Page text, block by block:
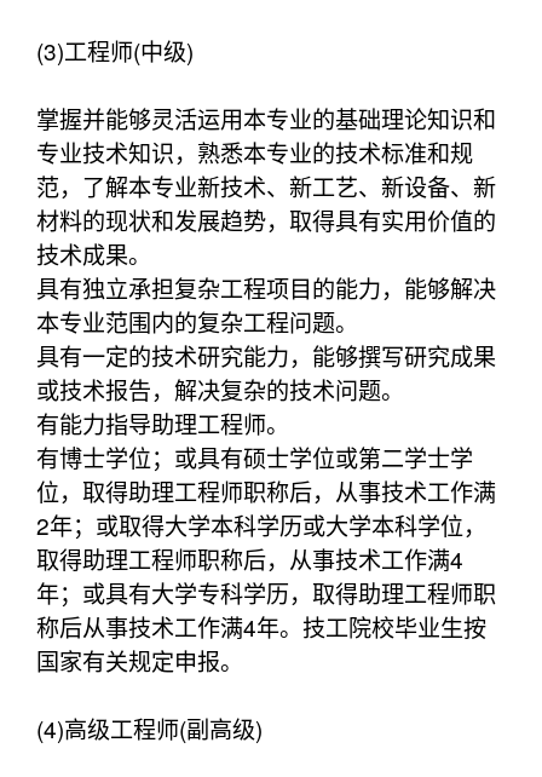
(3)工程师(中级)
掌握并能够灵活运用本专业的基础理论知识和
专业技术知识，熟悉本专业的技术标准和规
范，了解本专业新技术、新工艺、新设备、新
材料的现状和发展趋势，取得具有实用价值的
技术成果。
具有独立承担复杂工程项目的能力，能够解决
本专业范围内的复杂工程问题。
具有一定的技术研究能力，能够撰写研究成果
或技术报告，解决复杂的技术问题。
有能力指导助理工程师。
有博士学位；或具有硕士学位或第二学士学
位，取得助理工程师职称后，从事技术工作满
2年；或取得大学本科学历或大学本科学位，
取得助理工程师职称后，从事技术工作满4
年；或具有大学专科学历，取得助理工程师职
称后从事技术工作满4年。技工院校毕业生按
国家有关规定申报。
(4)高级工程师(副高级)